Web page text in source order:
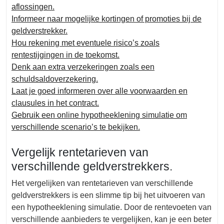
aflossingen.
Informeer naar mogelijke kortingen of promoties bij de
geldverstrekker.
Hou rekening met eventuele risico’s zoals
rentestijgingen in de toekomst.
Denk aan extra verzekeringen zoals een
schuldsaldoverzekering.
Laat je goed informeren over alle voorwaarden en
clausules in het contract.
Gebruik een online hypotheeklening simulatie om
verschillende scenario’s te bekijken.
Vergelijk rentetarieven van
verschillende geldverstrekkers.
Het vergelijken van rentetarieven van verschillende
geldverstrekkers is een slimme tip bij het uitvoeren van
een hypotheeklening simulatie. Door de rentevoeten van
verschillende aanbieders te vergelijken, kan je een beter